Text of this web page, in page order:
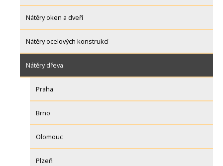
Nátěry oken a dveří
Nátěry ocelových konstrukcí
Nátěry dřeva
Praha
Brno
Olomouc
Plzeň